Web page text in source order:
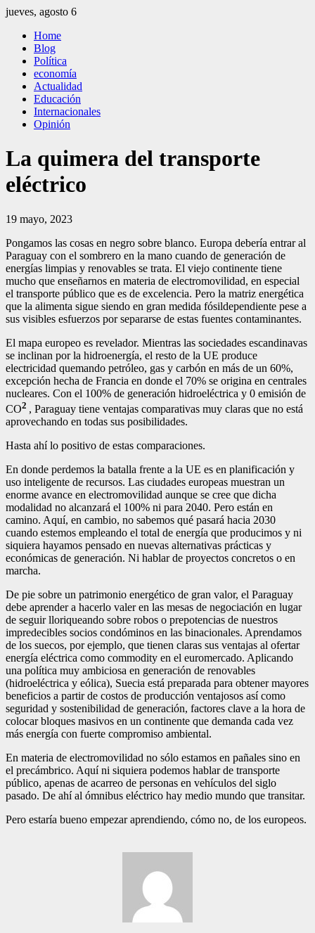
Saltar
contenido
jueves, agosto 6
El Independiente
El independiente Libre y Transparente
Home
Blog
Política
economía
Actualidad
Educación
Internacionales
Opinión
La quimera del transporte
eléctrico
19 mayo, 2023
Pongamos las cosas en negro sobre blanco. Europa debería entrar al
Paraguay con el sombrero en la mano cuando de generación de
energías limpias y renovables se trata. El viejo continente tiene
mucho que enseñarnos en materia de electromovilidad, en especial
el transporte público que es de excelencia. Pero la matriz energética
que la alimenta sigue siendo en gran medida fósildependiente pese a
sus visibles esfuerzos por separarse de estas fuentes contaminantes.
El mapa europeo es revelador. Mientras las sociedades escandinavas
se inclinan por la hidroenergía, el resto de la UE produce
electricidad quemando petróleo, gas y carbón en más de un 60%,
excepción hecha de Francia en donde el 70% se origina en centrales
nucleares. Con el 100% de generación hidroeléctrica y 0 emisión de
CO2 , Paraguay tiene ventajas comparativas muy claras que no está
aprovechando en todas sus posibilidades.
Hasta ahí lo positivo de estas comparaciones.
En donde perdemos la batalla frente a la UE es en planificación y
uso inteligente de recursos. Las ciudades europeas muestran un
enorme avance en electromovilidad aunque se cree que dicha
modalidad no alcanzará el 100% ni para 2040. Pero están en
camino. Aquí, en cambio, no sabemos qué pasará hacia 2030
cuando estemos empleando el total de energía que producimos y ni
siquiera hayamos pensado en nuevas alternativas prácticas y
económicas de generación. Ni hablar de proyectos concretos o en
marcha.
De pie sobre un patrimonio energético de gran valor, el Paraguay
debe aprender a hacerlo valer en las mesas de negociación en lugar
de seguir lloriqueando sobre robos o prepotencias de nuestros
impredecibles socios condóminos en las binacionales. Aprendamos
de los suecos, por ejemplo, que tienen claras sus ventajas al ofertar
energía eléctrica como commodity en el euromercado. Aplicando
una política muy ambiciosa en generación de renovables
(hidroeléctrica y eólica), Suecia está preparada para obtener mayores
beneficios a partir de costos de producción ventajosos así como
seguridad y sostenibilidad de generación, factores clave a la hora de
colocar bloques masivos en un continente que demanda cada vez
más energía con fuerte compromiso ambiental.
En materia de electromovilidad no sólo estamos en pañales sino en
el precámbrico. Aquí ni siquiera podemos hablar de transporte
público, apenas de acarreo de personas en vehículos del siglo
pasado. De ahí al ómnibus eléctrico hay medio mundo que transitar.
Pero estaría bueno empezar aprendiendo, cómo no, de los europeos.